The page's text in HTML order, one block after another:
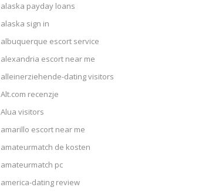
alaska payday loans
alaska sign in
albuquerque escort service
alexandria escort near me
alleinerziehende-dating visitors
Alt.com recenzje
Alua visitors
amarillo escort near me
amateurmatch de kosten
amateurmatch pc
america-dating review